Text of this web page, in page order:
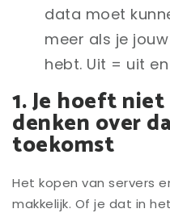
data moet
meer als je
hebt. Uit = uit
1. Je hoeft
denken over
toekomst
Het kopen van servers
makkelijk. Of je dat in